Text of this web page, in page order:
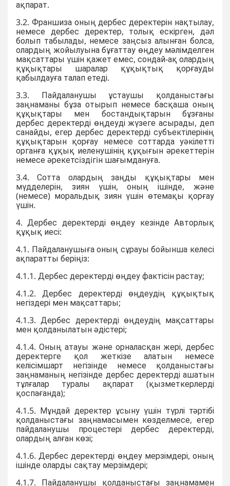
ақпарат.
3.2. Франшиза оның дербес деректерін нақтылау,
немесе дербес деректер, толық ескірген, дәл
болып табылады, немесе заңсыз алынған болса,
олардың жойылуына бұғаттау өңдеу мәлімделген
мақсаттары үшін қажет емес, сондай-ақ олардың
құқықтары шаралар құқықтық қорғауды
қабылдауға талап етеді.
3.3. Пайдаланушы ұстаушы қолданыстағы
заңнаманы бұза отырып немесе басқаша оның
құқықтары мен бостандықтарын бұзғаны
дербес деректерді өңдеуді жүзеге асырады, деп
санайды, егер дербес деректерді субъектілерінің
құқықтарын қорғау немесе соттарда уәкілетті
органға құқық иеленушінің құқығын әрекеттерiн
немесе әрекетсiздiгiн шағымдануға.
3.4. Сотта олардың заңды құқықтары мен
мүдделерін, зиян үшін, оның ішінде, және
(немесе) моральдық зиян үшін өтемақы қорғау
үшін.
4. Дербес деректерді өңдеу кезінде Авторлық
құқық иесі:
4.1. Пайдаланушыға оның сұрауы бойынша келесі
ақпаратты беріңіз:
4.1.1. Дербес деректерді өңдеу фактісін растау;
4.1.2. Дербес деректерді өңдеудің құқықтық
негіздері мен мақсаттары;
4.1.3. Дербес деректерді өңдеудің мақсаттары
мен қолданылатын әдістері;
4.1.4. Оның атауы және орналасқан жері, дербес
деректерге қол жеткізе алатын немесе
келісімшарт негізінде немесе қолданыстағы
заңнаманың негізінде дербес деректерді ашатын
тұлғалар туралы ақпарат (қызметкерлерді
қоспағанда);
4.1.5. Мұндай деректер ұсыну үшін түрлі тәртібі
қолданыстағы заңнамасымен көзделмесе, егер
пайдаланушы процестері дербес деректерді,
олардың алған көзі;
4.1.6. Дербес деректерді өңдеу мерзімдері, оның
ішінде оларды сақтау мерзімдері;